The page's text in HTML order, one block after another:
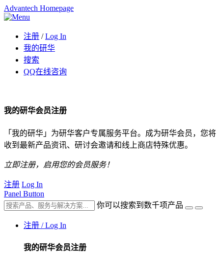
Advantech Homepage
注册 / Log In
我的研华
搜索
QQ在线咨询
我的研华会员注册
「我的研华」为研华客户专属服务平台。成为研华会员，您将
收到最新产品资讯、研讨会邀请和线上商店特殊优惠。
立即注册，启用您的会员服务！
注册 Log In
Panel Button
你可以搜索到数千项产品
注册 / Log In
我的研华会员注册